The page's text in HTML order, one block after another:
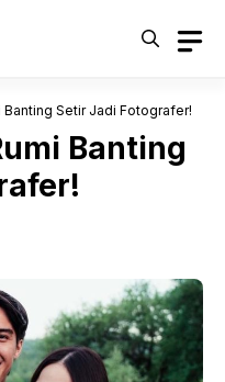
Banting Setir Jadi Fotografer!
Banting